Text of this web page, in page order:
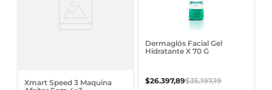
Xmart Speed 3 Maquina
Dermaglós Facial Gel
Hidratante X 70 G
$26.397,89$35.197,19